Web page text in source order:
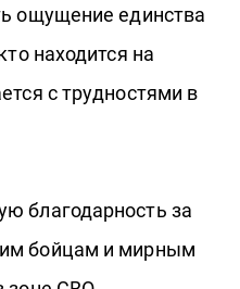
ощущение единства
находится на
с трудностями в
благодарность за
бойцам и мирным